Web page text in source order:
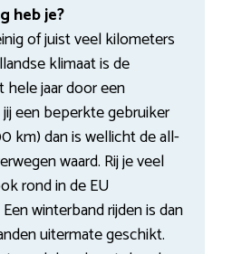
heb je?
of juist veel kilometers
klimaat is de
jaar door een
een beperkte gebruiker
km) dan is wellicht de all-
waard. Rij je veel
rond in de EU
winterband rijden is dan
uitermate geschikt.